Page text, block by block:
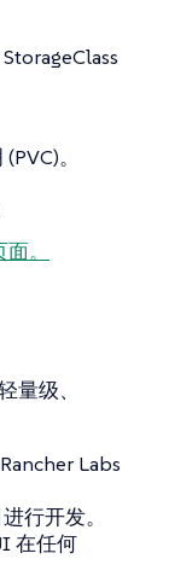
。
。
量级、
Labs
行开发。
在任何